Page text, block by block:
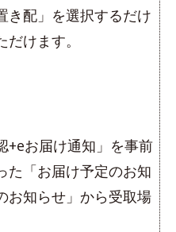
き配」を選択するだけ
けます。
+eお届け通知」を事前
た「お届け予定のお知
お知らせ」から受取場